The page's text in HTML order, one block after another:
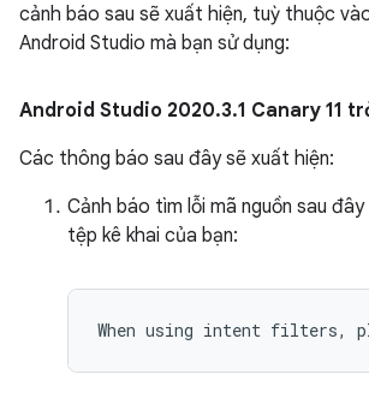
cảnh báo sau sẽ xuất hiện, tuỳ thuộc
Android Studio mà bạn sử dụng:
Android Studio 2020.3.1 Canary 11
Các thông báo sau đây sẽ xuất hiện:
Cảnh báo tìm lỗi mã nguồn sau
tệp kê khai của bạn: